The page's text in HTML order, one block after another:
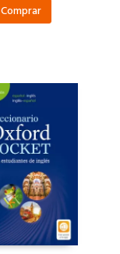
Comprar